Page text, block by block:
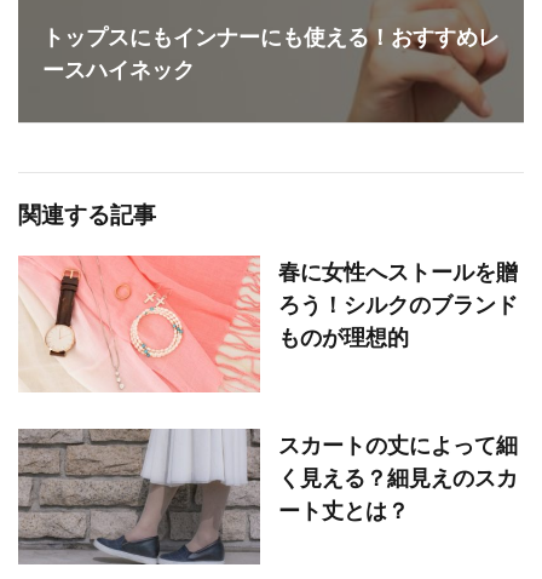
トップスにもインナーにも使える！おすすめレ
ースハイネック
関連する記事
春に女性へストールを贈
ろう！シルクのブランド
ものが理想的
スカートの丈によって細
く見える？細見えのスカ
ート丈とは？